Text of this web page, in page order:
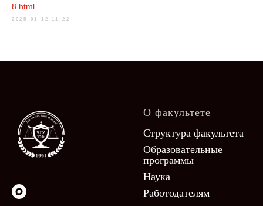
8.html
2025-01-12 11:22
О факультете
Структура факультета
Образовательные
программы
Наука
Работодателям